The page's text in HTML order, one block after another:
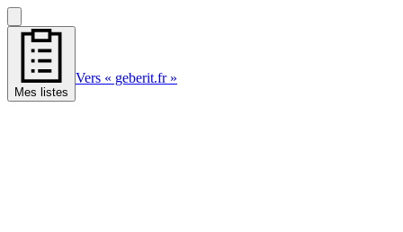
Mes listes
Vers « geberit.fr »